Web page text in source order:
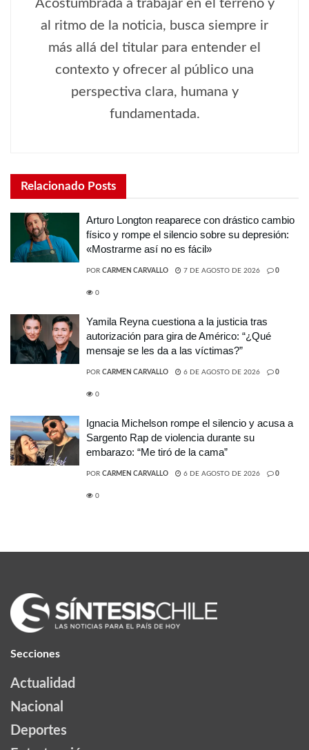
Acostumbrada a trabajar en el terreno y
al ritmo de la noticia, busca siempre ir
más allá del titular para entender el
contexto y ofrecer al público una
perspectiva clara, humana y
fundamentada.
Relacionado Posts
Arturo Longton reaparece con drástico cambio
físico y rompe el silencio sobre su depresión:
«Mostrarme así no es fácil»
POR CARMEN CARVALLO 7 DE AGOSTO DE 2026 0
0
Yamila Reyna cuestiona a la justicia tras
autorización para gira de Américo: “¿Qué
mensaje se les da a las víctimas?”
POR CARMEN CARVALLO 6 DE AGOSTO DE 2026 0
0
Ignacia Michelson rompe el silencio y acusa a
Sargento Rap de violencia durante su
embarazo: “Me tiró de la cama”
POR CARMEN CARVALLO 6 DE AGOSTO DE 2026 0
0
Secciones
Actualidad
Nacional
Deportes